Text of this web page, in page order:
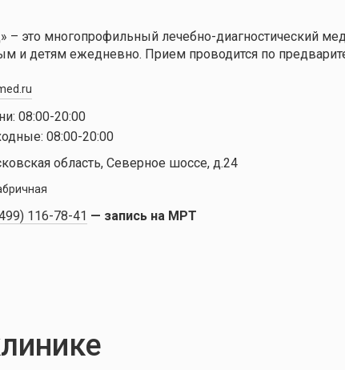
– это многопрофильный лечебно-диагностический
детям ежедневно. Прием проводится по
08:00-20:00
08:00-20:00
область, Северное шоссе, д.24
116-78-41 — запись на МРТ